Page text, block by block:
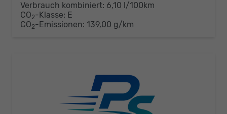
Verbrauch kombiniert: 6,10 l/100km
CO2-Klasse: E
CO2-Emissionen: 139,00 g/km